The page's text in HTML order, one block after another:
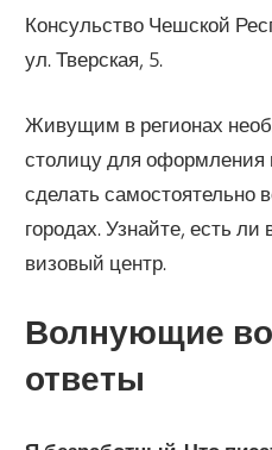
Консульство Чешской
ул. Тверская, 5.
Живущим в регионах
столицу для
сделать самостоятельно
городах. Узнайте, есть
визовый центр.
Волнующие
ответы